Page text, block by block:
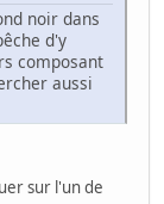
noir dans
d'y
composant
aussi
sur l'un de